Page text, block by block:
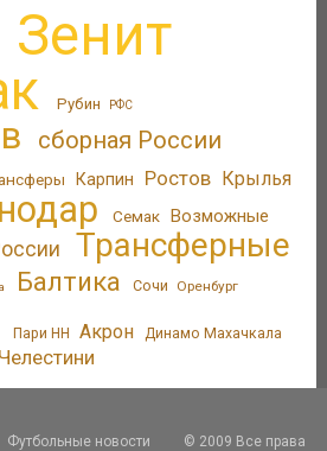
Зенит
Рубин РФС
сборная России
Карпин Ростов
Крылья
Семак Возможные
Трансферные
Балтика Сочи Оренбург
Пари НН Акрон Динамо Махачкала
Челестини
Футбольные новости
© 2009 Все права